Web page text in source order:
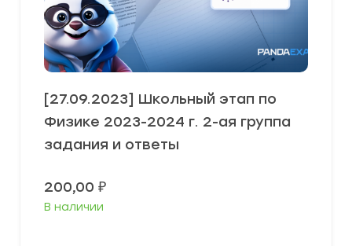
[27.09.2023] Школьный этап по
Физике 2023-2024 г. 2-ая группа
задания и ответы
200,00 ₽
В наличии